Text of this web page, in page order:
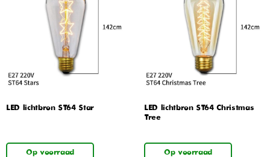
LED lichtbron ST64 Star
Op voorraad
LED lichtbron ST64 Christmas
Tree
Op voorraad